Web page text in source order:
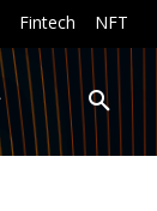
Fintech NFT